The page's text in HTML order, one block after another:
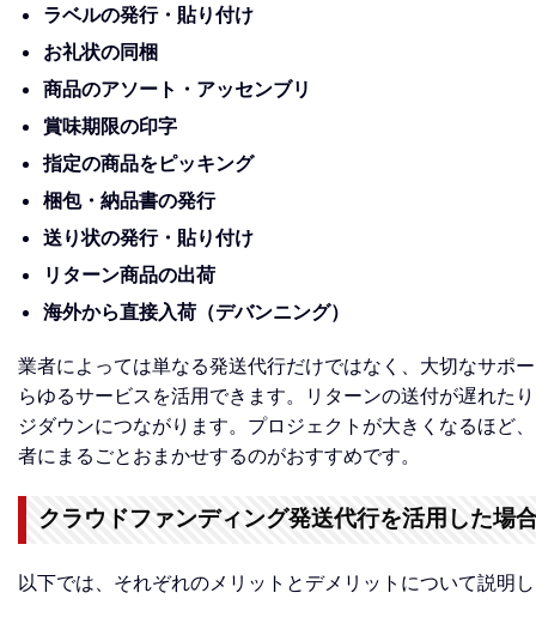
ラベルの発行・貼り付け
お礼状の同梱
商品のアソート・アッセンブリ
賞味期限の印字
指定の商品をピッキング
梱包・納品書の発行
送り状の発行・貼り付け
リターン商品の出荷
海外から直接入荷（デバンニング）
業者によっては単なる発送代行だけではなく、大切なサポ
らゆるサービスを活用できます。リターンの送付が遅れた
ジダウンにつながります。プロジェクトが大きくなるほど
者にまるごとおまかせするのがおすすめです。
クラウドファンディング発送代行を活用した場
以下では、それぞれのメリットとデメリットについて説明